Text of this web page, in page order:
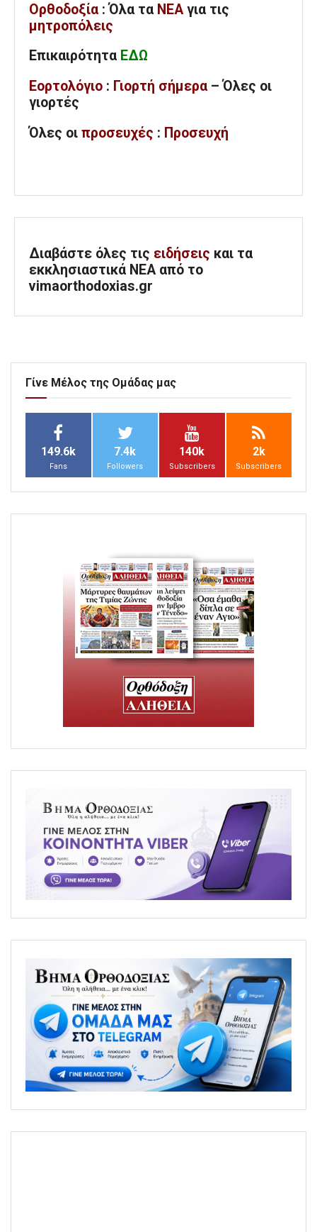
Ορθοδοξία : Όλα τα ΝΕΑ για τις
μητροπόλεις
Επικαιρότητα ΕΔΩ
Εορτολόγιο : Γιορτή σήμερα – Όλες οι
γιορτές
Όλες οι προσευχές : Προσευχή
Διαβάστε όλες τις ειδήσεις και τα
εκκλησιαστικά ΝΕΑ από το
vimaorthodoxias.gr
Γίνε Μέλος της Ομάδας μας
149.6k
Fans
7.4k
Followers
140k
Subscribers
2k
Subscribers